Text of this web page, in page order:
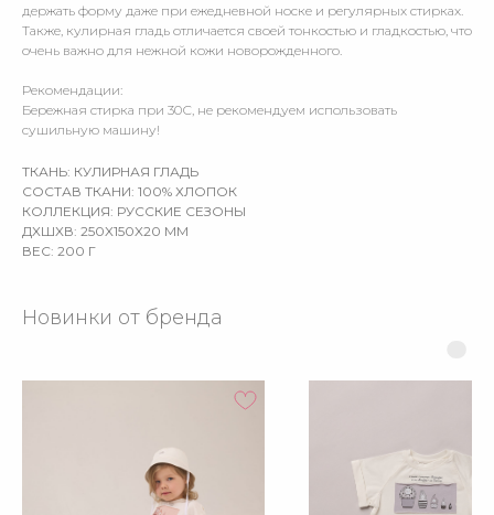
держать форму даже при ежедневной носке и регулярных стирках.
Также, кулирная гладь отличается своей тонкостью и гладкостью, что
очень важно для нежной кожи новорожденного.
Рекомендации:
Бережная стирка при 30С, не рекомендуем использовать
сушильную машину!
ТКАНЬ: КУЛИРНАЯ ГЛАДЬ
СОСТАВ ТКАНИ: 100% ХЛОПОК
КОЛЛЕКЦИЯ: РУССКИЕ СЕЗОНЫ
ДXШXВ: 250X150X20 ММ
ВЕС: 200 Г
Новинки от бренда